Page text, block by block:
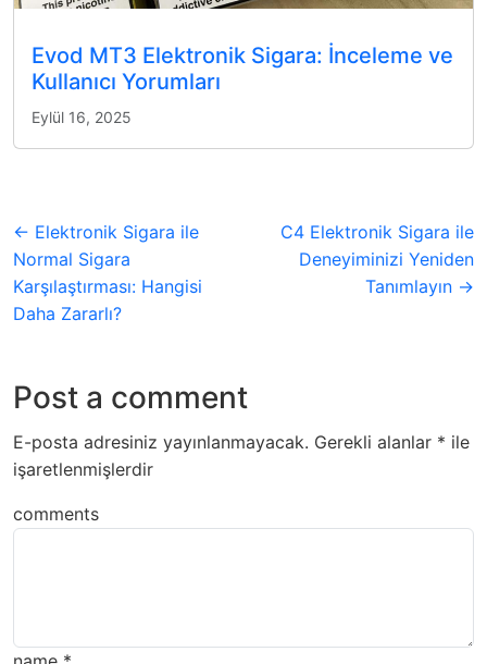
Evod MT3 Elektronik Sigara: İnceleme ve
Kullanıcı Yorumları
Eylül 16, 2025
← Elektronik Sigara ile
Normal Sigara
Karşılaştırması: Hangisi
Daha Zararlı?
C4 Elektronik Sigara ile
Deneyiminizi Yeniden
Tanımlayın →
Post a comment
E-posta adresiniz yayınlanmayacak. Gerekli alanlar * ile
işaretlenmişlerdir
comments